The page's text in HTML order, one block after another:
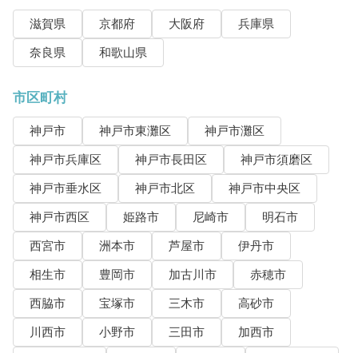
滋賀県 京都府 大阪府
兵庫県
奈良県
和歌山県
市区町村
神戸市 神戸市東灘区
神戸市灘区
神戸市兵庫区
神戸市長田区
神戸市須磨区
神戸市垂水区
神戸市北区
神戸市中央区
神戸市西区
姫路市 尼崎市
明石市
西宮市
洲本市 芦屋市
伊丹市
相生市
豊岡市 加古川市
赤穂市
西脇市
宝塚市 三木市
高砂市
川西市
小野市 三田市
加西市